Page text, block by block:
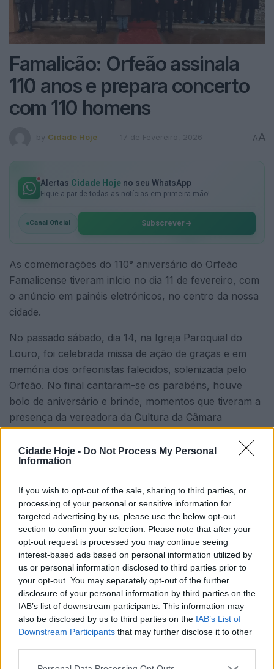
Cidade Hoje - Do Not Process My Personal
Information
If you wish to opt-out of the sale, sharing to third parties, or
processing of your personal or sensitive information for
targeted advertising by us, please use the below opt-out
section to confirm your selection. Please note that after your
opt-out request is processed you may continue seeing
interest-based ads based on personal information utilized by
us or personal information disclosed to third parties prior to
your opt-out. You may separately opt-out of the further
disclosure of your personal information by third parties on the
IAB’s list of downstream participants. This information may
also be disclosed by us to third parties on the IAB’s List of
Downstream Participants that may further disclose it to other
Famalicão: Orfeão assinala
110 anos e prepara concerto
com 110 homens
by Cidade Hoje 17 de Fevereiro, 2026 AA
Alertas Cidade Hoje no seu WhatsApp
Fique a par de todas as notícias em primeira mão!
Canal Oficial Subscrever
As comemorações do 110° aniversário do Orfeão
Famalicense tiveram início no dia 11 de fevereiro, com
o anúncio em painéis eletrónicos, no centro da nossa
cidade.
No passado sábado, dia 14, na Igreja Paroquial do
Louro, foi celebrada missa de ação de graças e em
memória dos orfeonistas falecidos, solenizada pelo
Orfeão. No final cantaram-se os parabéns, houve
bolo de aniversário e brinde, momentos que tiveram a
presença da vereadora da Cultura da Câmara
instituição e fez votos dos maiores sucessos em prol
da música, em particular da coral e da cultura
A direção da associação anunciou que ao longo deste
ano serão realizadas diversas atividades para assinalar
a efeméride, estando já agendado para o dia 28 de
março, um concerto com a Banda de Famalicão, em
que participarão 110 homens.